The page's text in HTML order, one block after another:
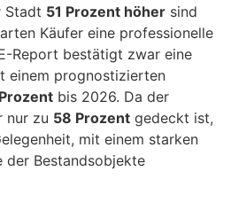
Stadt 51 Prozent höher sind
Käufer eine professionelle
Report bestätigt zwar eine
einem prognostizierten
bis 2026. Da der
nur zu 58 Prozent gedeckt ist,
mit einem starken
der Bestandsobjekte